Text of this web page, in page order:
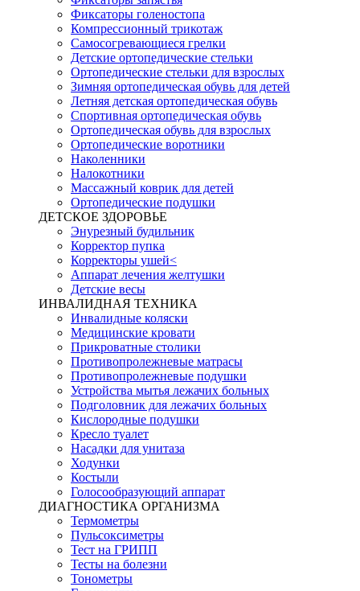
Фиксаторы голеностопа
Компрессионный трикотаж
Самосогревающиеся грелки
Детские ортопедические стельки
Ортопедические стельки для взрослых
Зимняя ортопедическая обувь для детей
Летняя детская ортопедическая обувь
Спортивная ортопедическая обувь
Ортопедическая обувь для взрослых
Ортопедические воротники
Наколенники
Налокотники
Массажный коврик для детей
Ортопедические подушки
ДЕТСКОЕ ЗДОРОВЬЕ
Энурезный будильник
Корректор пупка
Корректоры ушей<
Аппарат лечения желтушки
Детские весы
ИНВАЛИДНАЯ ТЕХНИКА
Инвалидные коляски
Медицинские кровати
Прикроватные столики
Противопролежневые матрасы
Противопролежневые подушки
Устройства мытья лежачих больных
Подголовник для лежачих больных
Кислородные подушки
Кресло туалет
Насадки для унитаза
Ходунки
Костыли
Голосообразующий аппарат
ДИАГНОСТИКА ОРГАНИЗМА
Термометры
Пульсоксиметры
Тест на ГРИПП
Тесты на болезни
Тонометры